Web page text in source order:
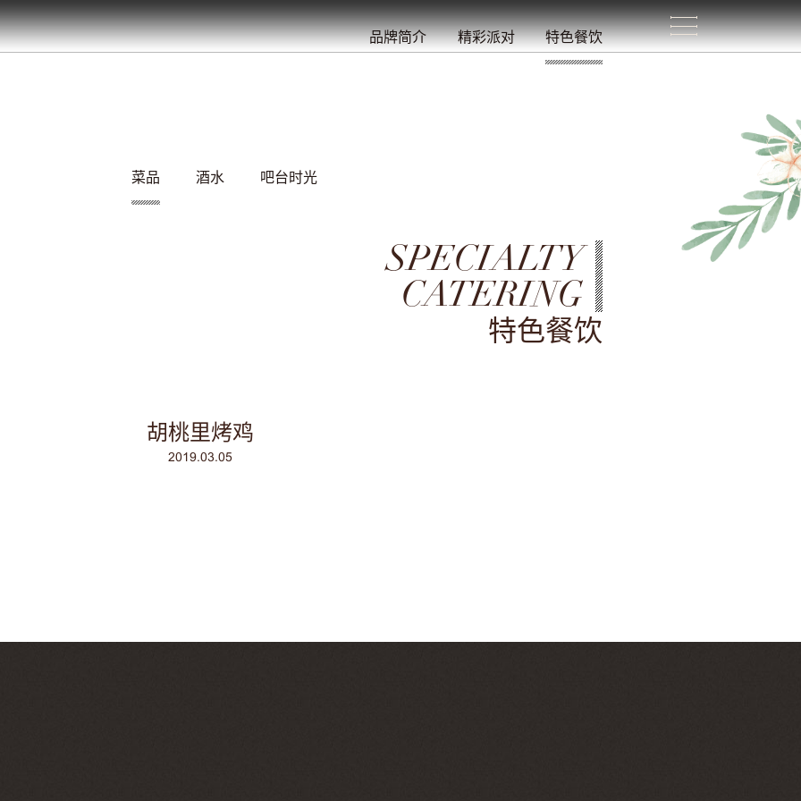
品牌简介 精彩派对 特色餐饮
菜品 酒水 吧台时光
SPECIALTY
CATERING
特色餐饮
胡桃里烤鸡
2019.03.05